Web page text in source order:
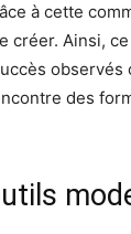
à cette
créer. Ainsi,
observés
des